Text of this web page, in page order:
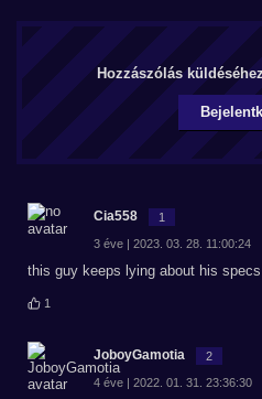
Hozzászólás
Cia558 1
3 éve | 2023. 03. 28. 11:00:24
this guy keeps lying about his
1
JoboyGamotia 2
4 éve | 2022. 01. 31. 23:36:30